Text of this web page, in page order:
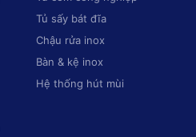
Tủ sấy bát đĩa
Chậu rửa inox
Bàn & kệ inox
Hệ thống hút mùi